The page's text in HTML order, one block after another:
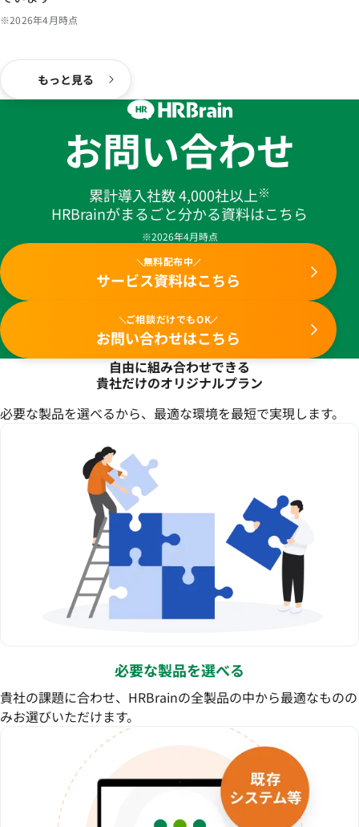
※2026年4月時点
もっと見る
お問い合わせ
累計導入社数 4,000社以上※
HRBrainがまるごと分かる資料はこちら
※2026年4月時点
無料配布中
サービス資料はこちら
ご相談だけでもOK
お問い合わせはこちら
自由に組み合わせできる
貴社だけのオリジナルプラン
必要な製品を選べるから、最適な環境を最短で実現します。
必要な製品を選べる
貴社の課題に合わせ、HRBrainの全製品の中から最適なものの
みお選びいただけます。